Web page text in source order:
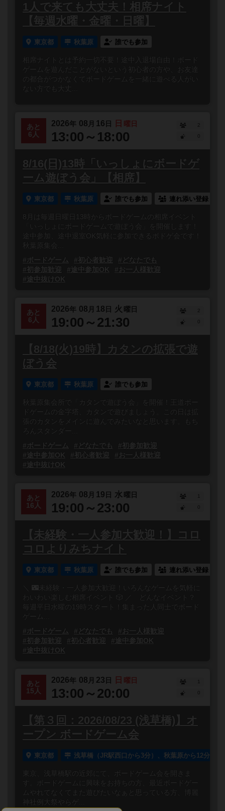
1人で来ても大丈夫！相席ナイト
【毎週水曜・金曜・日曜】
東京都 秋葉原 誰でも参加
相席ナイトとは予約一切不要！途中入退場自由！ボード
ゲームを遊んだことがないという初心者の方や、お友達
の都合がつかなくてボードゲームを一緒に遊べる人がい
ない方でも大丈...
あと
6人
2026年 08 月 16 日 日 曜日
13:00～18:00
2
8/16(日)13時「いっしょにボードゲ
ーム遊ぼう会」【相席】
東京都 秋葉原 誰でも参加 連れ添い登録
8月は毎週日曜日13時からボードゲームの相席イベント
「いっしょにボードゲームで遊ぼう会」を開催します！
途中参加、途中退室OK気軽に参加できるボドゲ会です！
秋葉原集会...
#ボードゲーム
#初心者歓迎
#どなたでも
#初参加歓迎
#途中参加OK
#お一人様歓迎
#途中抜けOK
あと
6人
2026年 08 月 18 日 火 曜日
19:00～21:30
2
【8/18(火)19時】カタンの拡張で遊
ぼう会
東京都 秋葉原 誰でも参加
秋葉原集会所で「カタンで遊ぼう会」を開催！王道ボー
ドゲームの金字塔、カタンで遊びましょう。この日は拡
#ボードゲーム
#どなたでも
#初参加歓迎
#途中参加OK
#初心者歓迎
#お一人様歓迎
#途中抜けOK
あと
16人
2026年 08 月 19 日 水 曜日
19:00～23:00
1
【未経験・一人参加大歓迎！】コロ
コロよりみちナイト
東京都 秋葉原 誰でも参加 連れ添い登録
＼ 🌃未経験・一人参加大歓迎！いろんなゲームを気軽に
わいわい楽しむ相席イベント 🎲 ／ どんなイベント？
毎週平日水曜の19時スタート！集まった人同士でボード
#ボードゲーム
#どなたでも
#お一人様歓迎
#初参加歓迎
#初心者歓迎
#途中参加OK
#途中抜けOK
あと
15人
2026年 08 月 23 日 日 曜日
13:00～20:00
1
【第３回：2026/08/23 (浅草橋)】オ
ープン ボードゲーム会
東京都 浅草橋（JR駅西口から3分）、秋葉原から12分
東京、浅草橋駅の近郊にて、ボードゲーム会を開きま
す。ボードゲームに興味をお持ちの方、最近ボードゲー
ムやれてなくてまた遊びたいなぁと思っている方、博麗
神社例大祭やらゲ...